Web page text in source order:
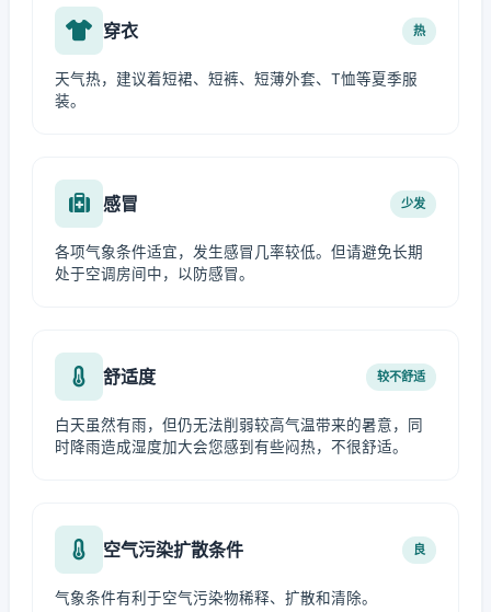
穿衣 热
天气热，建议着短裙、短裤、短薄外套、T恤等夏季服
装。
感冒 少发
各项气象条件适宜，发生感冒几率较低。但请避免长期
处于空调房间中，以防感冒。
舒适度 较不舒适
白天虽然有雨，但仍无法削弱较高气温带来的暑意，同
时降雨造成湿度加大会您感到有些闷热，不很舒适。
空气污染扩散条件 良
气象条件有利于空气污染物稀释、扩散和清除。